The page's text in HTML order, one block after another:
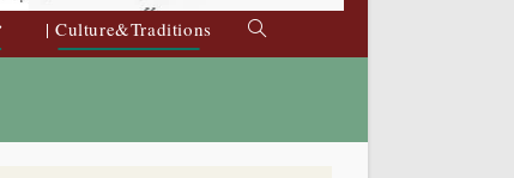
| Culture&Traditions
Toggle